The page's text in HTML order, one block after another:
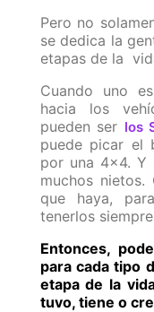
Pero no
se dedica la
etapas de la
Cuando uno
hacia los
pueden ser los
puede picar el
por una 4x4. Y
muchos nietos.
que haya,
tenerlos
Entonces,
para cada tipo
etapa de la
tuvo, tiene o